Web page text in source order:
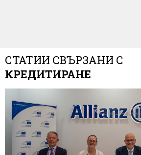
СТАТИИ СВЪРЗАНИ С
КРЕДИТИРАНЕ